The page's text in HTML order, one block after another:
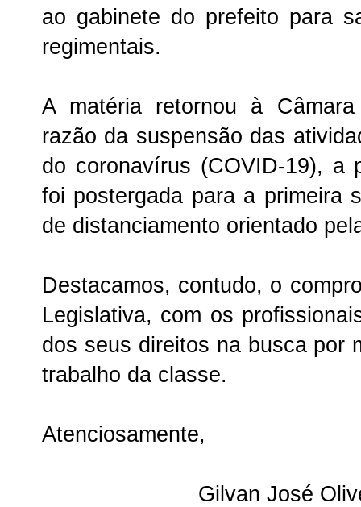
ao gabinete do prefeito para
regimentais.
A matéria retornou à
razão da suspensão das
do coronavírus (COVID-19), a
foi postergada para a primeira
de distanciamento orientado
Destacamos, contudo, o
Legislativa, com os
dos seus direitos na busca por
trabalho da classe.
Atenciosamente,
Gilvan José